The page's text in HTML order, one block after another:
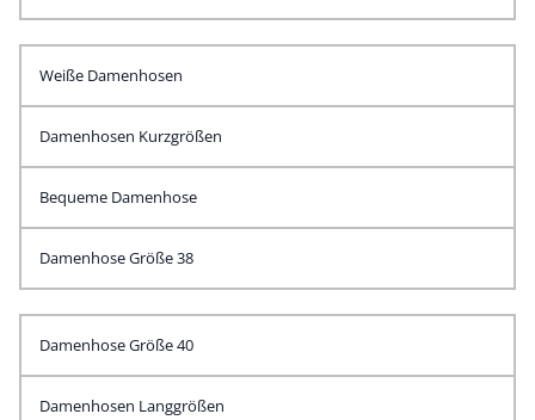
Weiße Damenhosen
Damenhosen Kurzgrößen
Bequeme Damenhose
Damenhose Größe 38
Damenhose Größe 40
Damenhosen Langgrößen